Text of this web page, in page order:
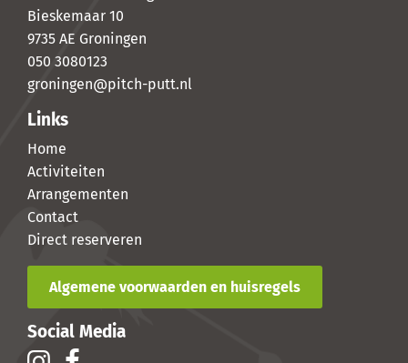
Bieskemaar 10
9735 AE Groningen
050 3080123
groningen@pitch-putt.nl
Links
Home
Activiteiten
Arrangementen
Contact
Direct reserveren
Algemene voorwaarden en huisregels
Social Media